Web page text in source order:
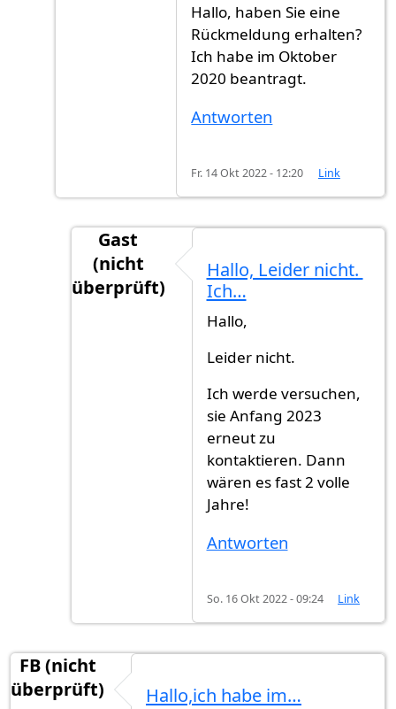
Hallo, haben Sie eine
Rückmeldung erhalten?
Ich habe im Oktober
2020 beantragt.
Antworten
Fr. 14 Okt 2022 - 12:20 Link
Gast
(nicht
überprüft)
Hallo, haben Sie eine…
Hallo, Leider nicht.
Ich…
Hallo,
Leider nicht.
Ich werde versuchen,
sie Anfang 2023
erneut zu
kontaktieren. Dann
wären es fast 2 volle
Jahre!
Antworten
So. 16 Okt 2022 - 09:24 Link
FB (nicht
überprüft)
Hallo,ich habe im…